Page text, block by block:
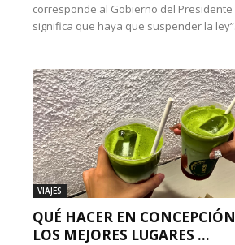
corresponde al Gobierno del Presidente
significa que haya que suspender la ley”.
VIAJES
QUÉ HACER EN
LOS MEJORES LUGARES ...